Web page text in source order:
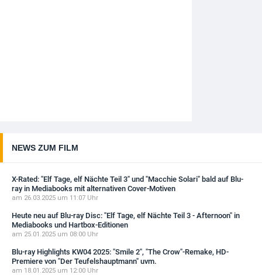
NEWS ZUM FILM
X-Rated: "Elf Tage, elf Nächte Teil 3" und "Macchie Solari" bald auf Blu-
ray in Mediabooks mit alternativen Cover-Motiven
am 26.03.2025 um 11:07 Uhr
Heute neu auf Blu-ray Disc: "Elf Tage, elf Nächte Teil 3 - Afternoon" in
Mediabooks und Hartbox-Editionen
am 25.01.2025 um 08:00 Uhr
Blu-ray Highlights KW04 2025: "Smile 2", "The Crow"-Remake, HD-
Premiere von "Der Teufelshauptmann" uvm.
am 18.01.2025 um 12:00 Uhr